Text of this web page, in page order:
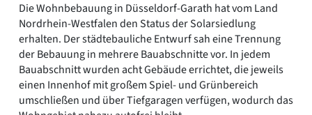
Die Wohnbebauung in Düsseldorf-Garath hat vom Land
Nordrhein-Westfalen den Status der Solarsiedlung
erhalten. Der städtebauliche Entwurf sah eine Trennung
der Bebauung in mehrere Bauabschnitte vor. In jedem
Bauabschnitt wurden acht Gebäude errichtet, die jeweils
einen Innenhof mit großem Spiel- und Grünbereich
umschließen und über Tiefgaragen verfügen, wodurch das